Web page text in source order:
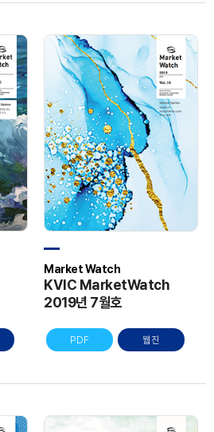
Market Watch
KVIC MarketWatch
2019년 7월호
PDF 웹진